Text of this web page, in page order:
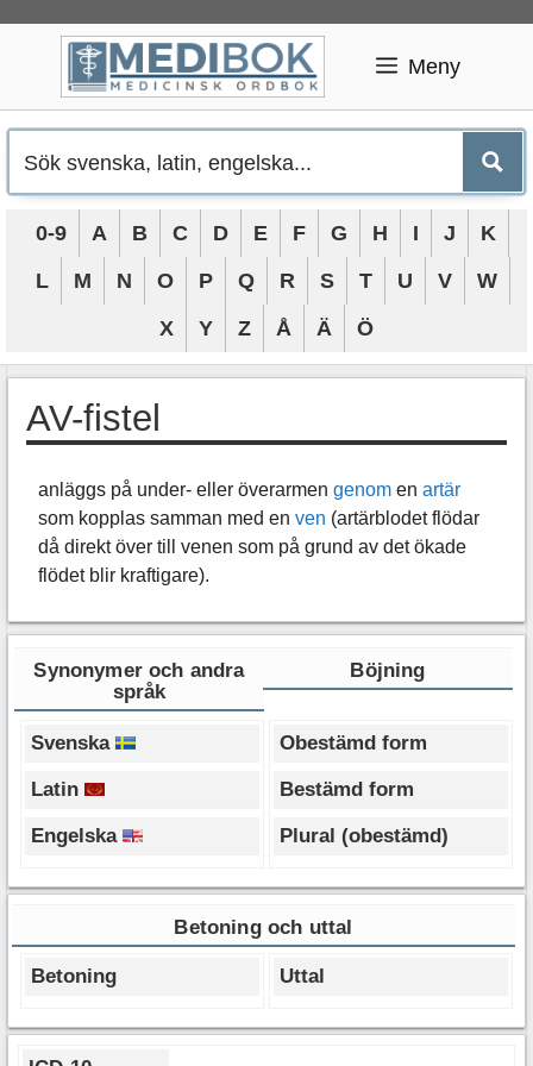
Meny
0-9 A B C D E F G H I J
K
L
M N O P Q R S T U V
W
X
Y Z Å Ä Ö
AV-fistel
anläggs på under- eller överarmen genom en artär
som kopplas samman med en ven (artärblodet flödar
då direkt över till venen som på grund av det ökade
flödet blir kraftigare).
Synonymer och andra
språk
Böjning
Svenska
Latin
Engelska
Obestämd form
Bestämd form
Plural (obestämd)
Betoning och uttal
Betoning Uttal